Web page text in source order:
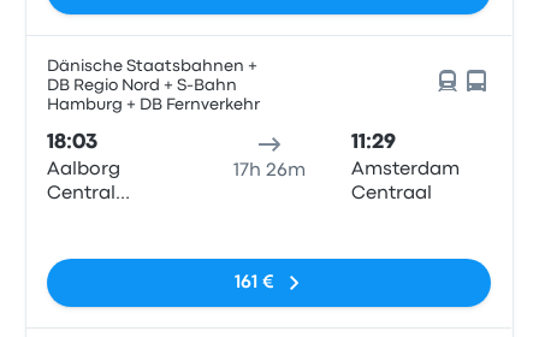
Dänische Staatsbahnen +
DB Regio Nord + S-Bahn
Hamburg + DB Fernverkehr
18:03
Aalborg
Central
17h 26m
11:29
Amsterdam
Centraal
161 €